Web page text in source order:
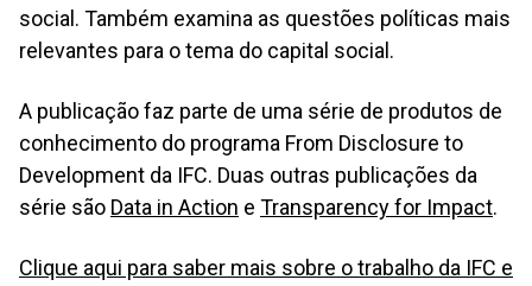
social. Também examina as questões políticas mais
relevantes para o tema do capital social.
A publicação faz parte de uma série de produtos de
conhecimento do programa From Disclosure to
Development da IFC. Duas outras publicações da
série são Data in Action e Transparency for Impact.
Clique aqui para saber mais sobre o trabalho da IFC e